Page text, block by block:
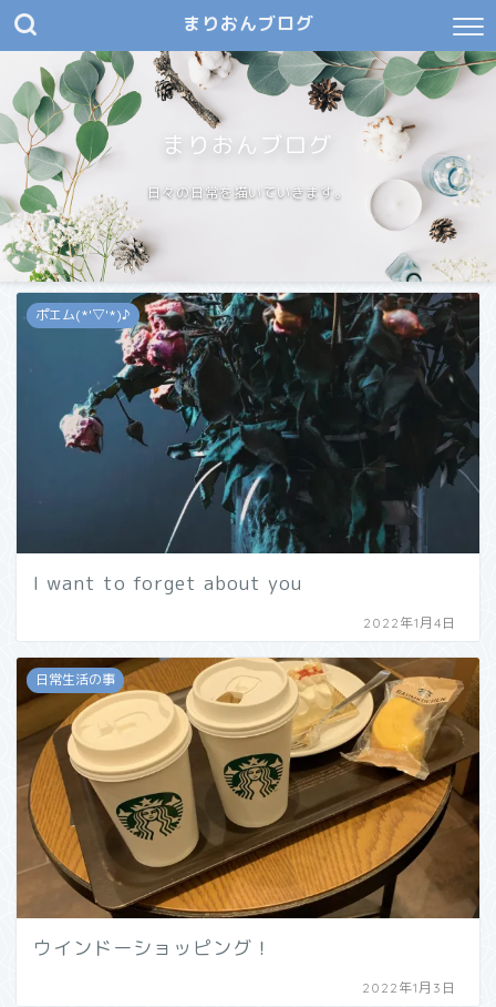
まりおんブログ
まりおんブログ
日々の日常を描いていきます。
ポエム(*'▽'*)♪
I want to forget about you
2022年1月4日
日常生活の事
ウインドーショッピング！
2022年1月3日